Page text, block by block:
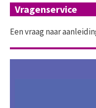
Vragenservice
Een vraag naar